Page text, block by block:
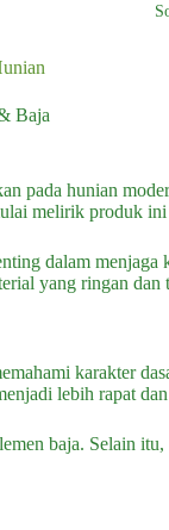
Baja
pada hunian
melirik produk
dalam
yang ringan
karakter
lebih rapat
baja. Selain